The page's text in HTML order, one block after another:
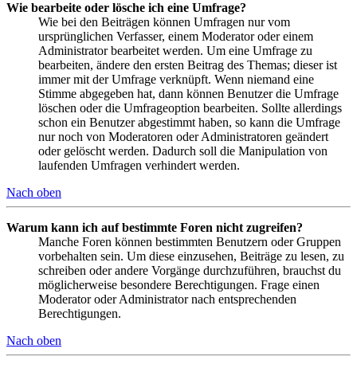
Wie bearbeite oder lösche ich eine Umfrage?
Wie bei den Beiträgen können Umfragen nur vom
ursprünglichen Verfasser, einem Moderator oder einem
Administrator bearbeitet werden. Um eine Umfrage zu
bearbeiten, ändere den ersten Beitrag des Themas; dieser ist
immer mit der Umfrage verknüpft. Wenn niemand eine
Stimme abgegeben hat, dann können Benutzer die Umfrage
löschen oder die Umfrageoption bearbeiten. Sollte allerdings
schon ein Benutzer abgestimmt haben, so kann die Umfrage
nur noch von Moderatoren oder Administratoren geändert
oder gelöscht werden. Dadurch soll die Manipulation von
laufenden Umfragen verhindert werden.
Nach oben
Warum kann ich auf bestimmte Foren nicht zugreifen?
Manche Foren können bestimmten Benutzern oder Gruppen
vorbehalten sein. Um diese einzusehen, Beiträge zu lesen, zu
schreiben oder andere Vorgänge durchzuführen, brauchst du
möglicherweise besondere Berechtigungen. Frage einen
Moderator oder Administrator nach entsprechenden
Berechtigungen.
Nach oben